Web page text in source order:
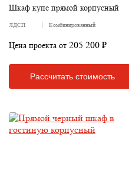
Шкаф купе прямой корпусный
ЛДСП Комбинированный
Цена проекта от 205 200 ₽
Рассчитать стоимость